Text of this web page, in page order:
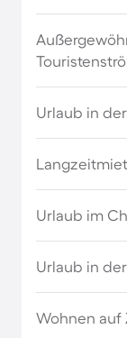
Ferienparks
Deutschland
Ferienparks
Bergen in
Urlaub in
Urlaub im
Urlaub in
Wohnen auf